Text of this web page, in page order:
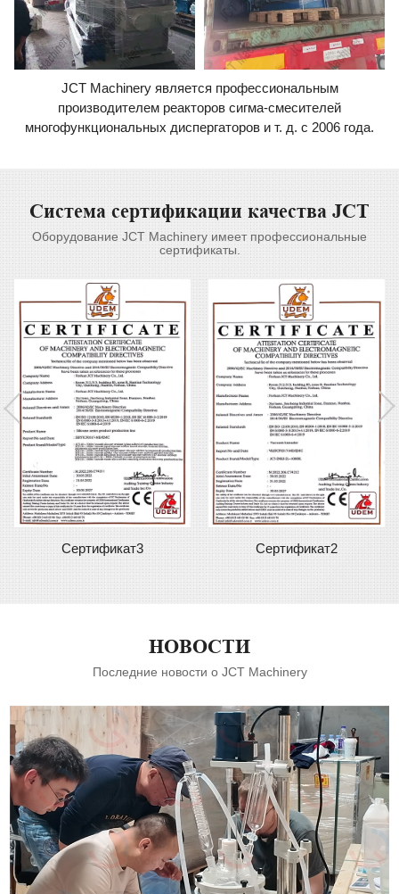
JCT Machinery является профессиональным
производителем реакторов сигма-смесителей
многофункциональных диспергаторов и т. д. с 2006 года.
Система сертификации качества JCT
Оборудование JCT Machinery имеет профессиональные
сертификаты.
Сертификат2 Сертификат1
НОВОСТИ
Последние новости о JCT Machinery